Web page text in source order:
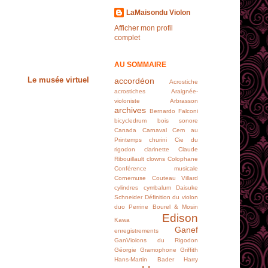
Le musée virtuel
LaMaisondu Violon
Afficher mon profil
complet
AU SOMMAIRE
accordéon
Acrostiche
acrostiches
Araignée-
violoniste
Arbrasson
archives Bernardo Falconi
bicycledrum
bois sonore
Canada
Carnaval
Cem au
Printemps
churini
Cie du
rigodon
clarinette
Claude
Ribouillault clowns Colophane
Conférence musicale
Cornemuse
Couteau Villard
cylindres
cymbalum
Daisuke
Schneider Définition du violon
duo Perrine Bourel & Mosin
Kawa
Edison
enregistrements Ganef
GanViolons du Rigodon
Géorgie
Gramophone
Griffith
Hans-Martin Bader
Harry